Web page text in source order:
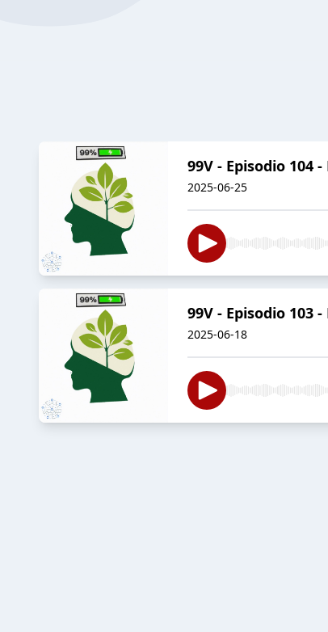
99V - Episodio 104
2025-06-25
99V - Episodio 103
2025-06-18